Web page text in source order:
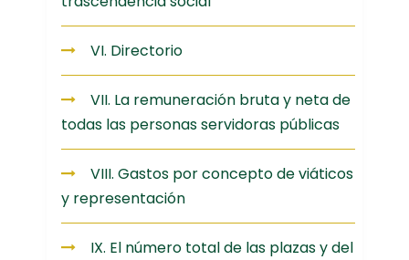
VI. Directorio
VII. La remuneración bruta y neta de
todas las personas servidoras públicas
VIII. Gastos por concepto de viáticos
y representación
IX. El número total de las plazas y del